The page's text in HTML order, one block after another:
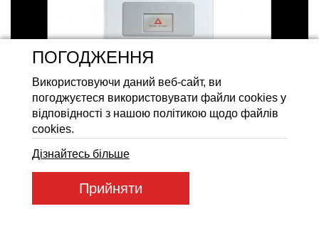
SMART 30
96700
ПОГОДЖЕННЯ
Використовуючи даний веб-сайт, ви
погоджуєтеся використовувати файли cookies у
відповідності з нашою політикою щодо файлів
cookies.
Дізнайтесь більше
Прийняти